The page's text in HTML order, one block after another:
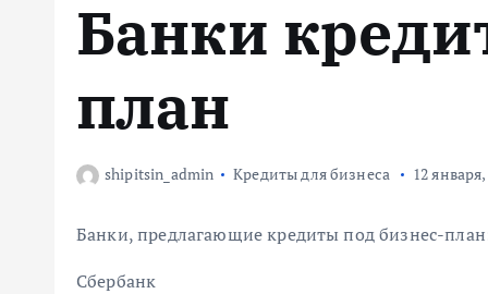
Банки
план
shipitsin_admin Кредиты для бизнеса 12
Банки, предлагающие кредиты под бизнес-
Сбербанк